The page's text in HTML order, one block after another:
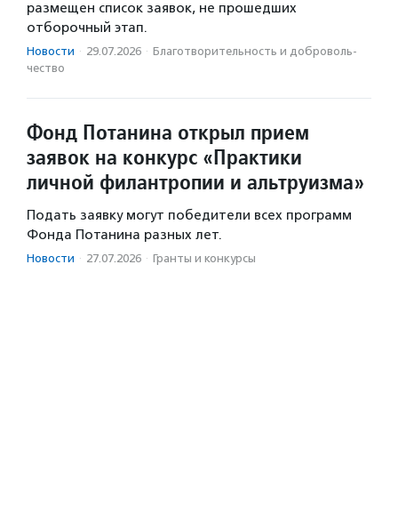
размещен список заявок, не прошедших
отборочный этап.
Новости · 29.07.2026 · Благотвори­тель­ность и доброволь­
чест­во
Фонд Потанина открыл прием
заявок на конкурс «Практики
личной филантропии и альтруизма»
Подать заявку могут победители всех программ
Фонда Потанина разных лет.
Новости · 27.07.2026 · Гранты и конкурсы